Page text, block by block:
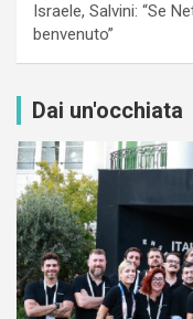
Israele, Salvini: “Se
benvenuto”
Dai un'occhiata